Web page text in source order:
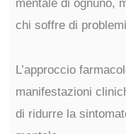
mentale di ognuno,
chi soffre di
L’approccio
manifestazioni
di ridurre la